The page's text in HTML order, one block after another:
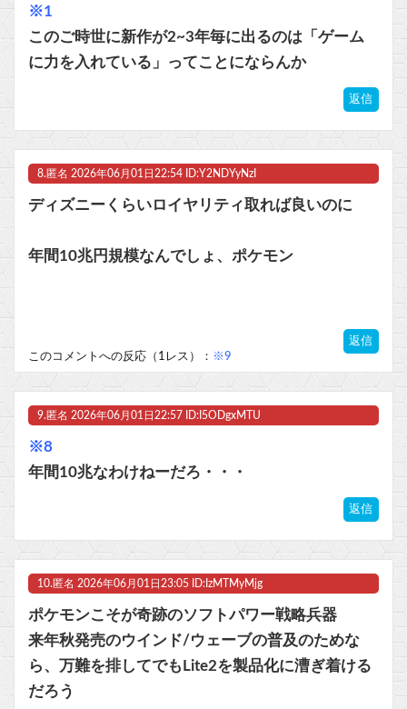
※1
このご時世に新作が2~3年毎に出るのは「ゲーム
に力を入れている」ってことにならんか
返信
8. 匿名 2026年06月01日22:54 ID:Y2NDYyNzI
ディズニーくらいロイヤリティ取れば良いのに
年間10兆円規模なんでしょ、ポケモン
返信
このコメントへの反応（1レス）： ※9
9. 匿名 2026年06月01日22:57 ID:I5ODgxMTU
※8
年間10兆なわけねーだろ・・・
返信
10. 匿名 2026年06月01日23:05 ID:IzMTMyMjg
ポケモンこそが奇跡のソフトパワー戦略兵器
来年秋発売のウインド/ウェーブの普及のためな
ら、万難を排してでもLite2を製品化に漕ぎ着ける
だろう